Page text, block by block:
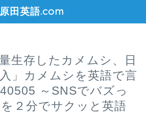
原田英語.com
生存したカメムシ、日
」カメムシを英語で言
～SNSでバズっ
２分でサクッと英語